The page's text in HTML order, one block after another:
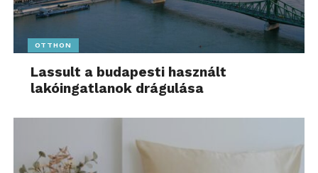
OTTHON
Lassult a budapesti használt
lakóingatlanok drágulása